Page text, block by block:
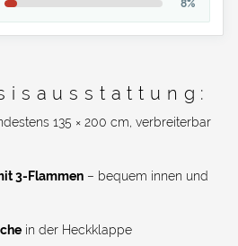
8%
135 × 200 cm, verbreiterbar
3-Flammen– bequem innen und
in der Heckklappe